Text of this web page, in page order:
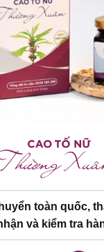
thông tin sản
toàn quốc,
và kiểm tra